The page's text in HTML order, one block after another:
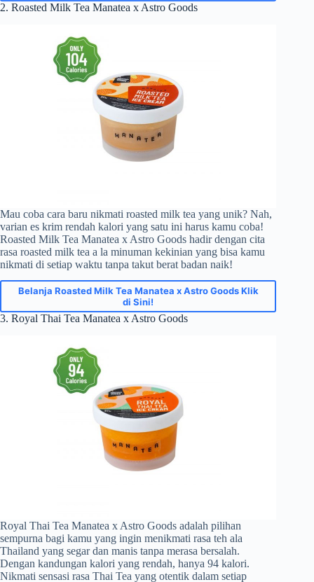
2. Roasted Milk Tea Manatea x Astro Goods
Mau coba cara baru nikmati roasted milk tea yang unik? Nah,
varian es krim rendah kalori yang satu ini harus kamu coba!
Roasted Milk Tea Manatea x Astro Goods hadir dengan cita
rasa roasted milk tea a la minuman kekinian yang bisa kamu
nikmati di setiap waktu tanpa takut berat badan naik!
Belanja Roasted Milk Tea Manatea x Astro Goods Klik
di Sini!
3. Royal Thai Tea Manatea x Astro Goods
Royal Thai Tea Manatea x Astro Goods adalah pilihan
sempurna bagi kamu yang ingin menikmati rasa teh ala
Thailand yang segar dan manis tanpa merasa bersalah.
Dengan kandungan kalori yang rendah, hanya 94 kalori.
Nikmati sensasi rasa Thai Tea yang otentik dalam setiap